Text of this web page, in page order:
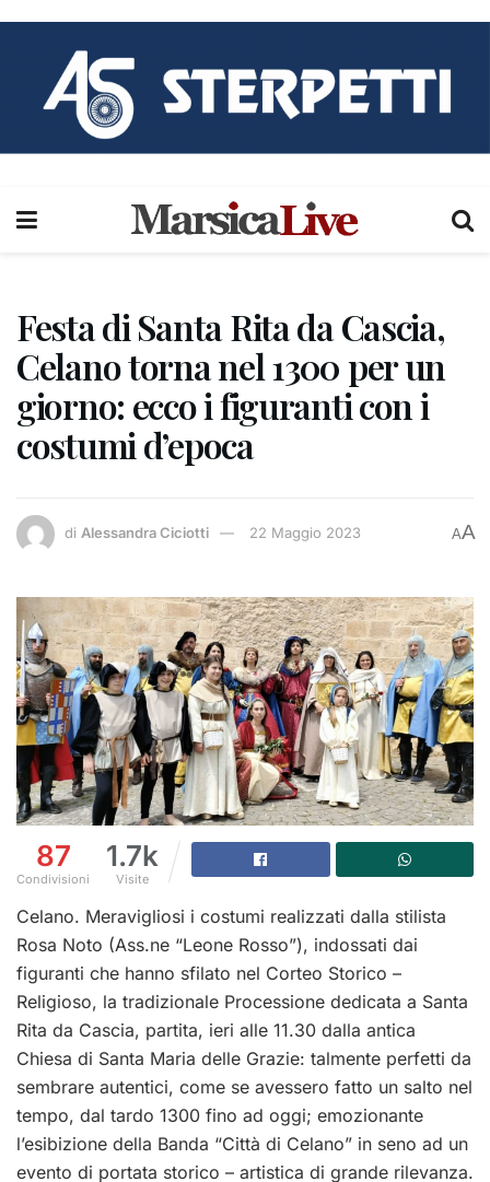
Festa di Santa Rita da Cascia,
Celano torna nel 1300 per un
giorno: ecco i figuranti con i
costumi d’epoca
di Alessandra Ciciotti 22 Maggio 2023 AA
87
Condivisioni
1.7k
Visite
Celano. Meravigliosi i costumi realizzati dalla stilista
Rosa Noto (Ass.ne “Leone Rosso”), indossati dai
figuranti che hanno sfilato nel Corteo Storico –
Religioso, la tradizionale Processione dedicata a Santa
Rita da Cascia, partita, ieri alle 11.30 dalla antica
Chiesa di Santa Maria delle Grazie: talmente perfetti da
sembrare autentici, come se avessero fatto un salto nel
tempo, dal tardo 1300 fino ad oggi; emozionante
l’esibizione della Banda “Città di Celano” in seno ad un
evento di portata storico – artistica di grande rilevanza.